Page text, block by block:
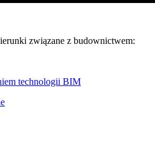
związane z budownictwem:
technologii BIM